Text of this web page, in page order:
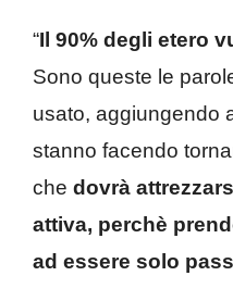
“Il 90% degli etero
Sono queste le
usato, aggiungendo
stanno facendo
che dovrà
attiva, perchè
ad essere solo